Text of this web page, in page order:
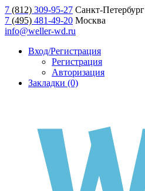
7 (812) 309-95-27 Санкт-Петербург
7 (495) 481-49-20 Москва
info@weller-wd.ru
Вход/Регистрация
Регистрация
Авторизация
Закладки (0)